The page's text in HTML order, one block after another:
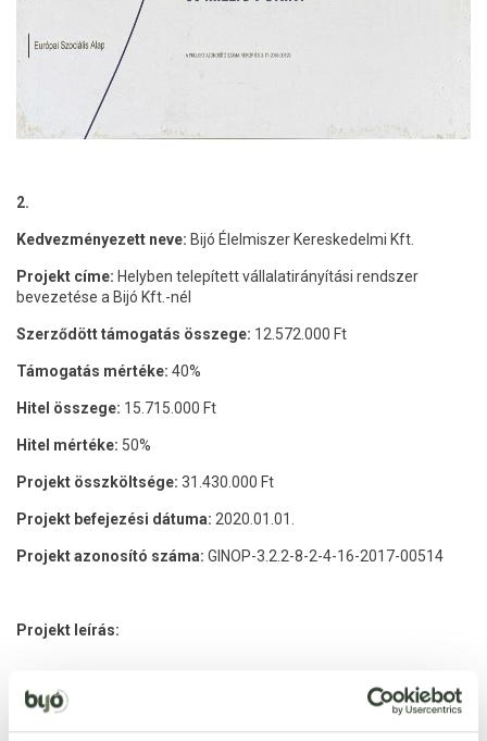
2.
Kedvezményezett neve: Bijó Élelmiszer Kereskedelmi Kft.
Projekt címe: Helyben telepített vállalatirányítási rendszer
bevezetése a Bijó Kft.-nél
Szerződött támogatás összege: 12.572.000 Ft
Támogatás mértéke: 40%
Hitel összege: 15.715.000 Ft
Hitel mértéke: 50%
Projekt összköltsége: 31.430.000 Ft
Projekt befejezési dátuma: 2020.01.01.
Projekt azonosító száma: GINOP-3.2.2-8-2-4-16-2017-00514
Projekt leírás:
A Bijó Élelmiszer Kft. 2013-ban alakult és 2014 márciusában